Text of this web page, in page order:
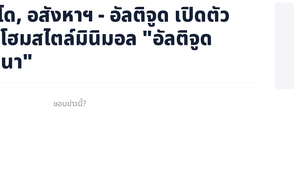
, อสังหาฯ - อัลติจูด เปิดตัว
ฮมสไตล์มินิมอล "อัลติจูด
า"
ชอบข่าวนี้?